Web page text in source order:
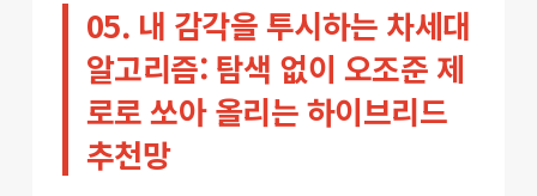
05. 내 감각을 투시하는 차세대
알고리즘: 탐색 없이 오조준 제
로로 쏘아 올리는 하이브리드
추천망